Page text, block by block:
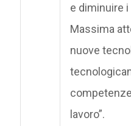
e diminuire
Massima
nuove
lavoro”.